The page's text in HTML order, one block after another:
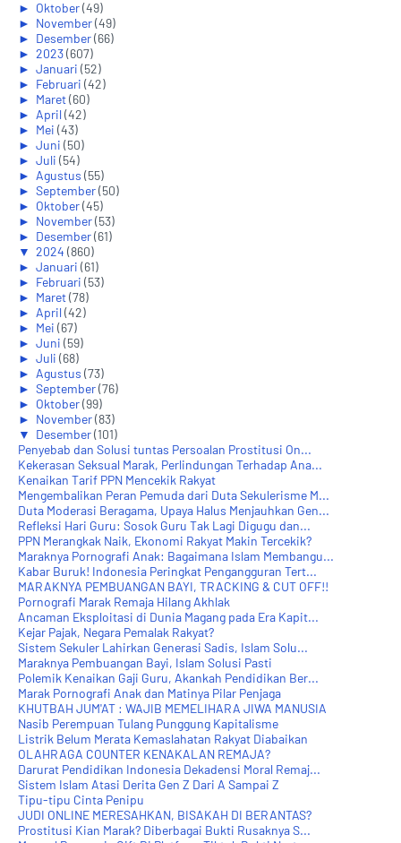
► Oktober(49)
► November(49)
► Desember(66)
► 2023(607)
► Januari (52)
► Februari (42)
► Maret(60)
► April(42)
► Mei (43)
► Juni (50)
► Juli (54)
► Agustus (55)
► September(50)
► Oktober(45)
► November(53)
► Desember(61)
▼ 2024 (860)
► Januari (61)
► Februari (53)
► Maret(78)
► April(42)
► Mei (67)
► Juni (59)
► Juli (68)
► Agustus (73)
► September(76)
► Oktober(99)
► November(83)
▼ Desember(101)
Penyebab dan Solusi tuntas Persoalan Prostitusi On...
Kekerasan Seksual Marak, Perlindungan Terhadap Ana...
Kenaikan Tarif PPN Mencekik Rakyat
Mengembalikan Peran Pemuda dari Duta Sekulerisme M...
Duta Moderasi Beragama, Upaya Halus Menjauhkan Gen...
Refleksi Hari Guru: Sosok Guru Tak Lagi Digugu dan...
PPN Merangkak Naik, Ekonomi Rakyat Makin Tercekik?
Maraknya Pornografi Anak: Bagaimana Islam Membangu...
Kabar Buruk! Indonesia Peringkat Pengangguran Tert...
MARAKNYA PEMBUANGAN BAYI, TRACKING & CUT OFF!!
Pornografi Marak Remaja Hilang Akhlak
Ancaman Eksploitasi di Dunia Magang pada Era Kapit...
Kejar Pajak, Negara Pemalak Rakyat?
Sistem Sekuler Lahirkan Generasi Sadis, Islam Solu...
Maraknya Pembuangan Bayi, Islam Solusi Pasti
Polemik Kenaikan Gaji Guru, Akankah Pendidikan Ber...
Marak Pornografi Anak dan Matinya Pilar Penjaga
KHUTBAH JUM'AT : WAJIB MEMELIHARA JIWA MANUSIA
Nasib Perempuan Tulang Punggung Kapitalisme
Listrik Belum Merata Kemaslahatan Rakyat Diabaikan
OLAHRAGA COUNTER KENAKALAN REMAJA?
Darurat Pendidikan Indonesia Dekadensi Moral Remaj...
Sistem Islam Atasi Derita Gen Z Dari A Sampai Z
Tipu-tipu Cinta Penipu
JUDI ONLINE MERESAHKAN, BISAKAH DI BERANTAS?
Prostitusi Kian Marak? Diberbagai Bukti Rusaknya S...